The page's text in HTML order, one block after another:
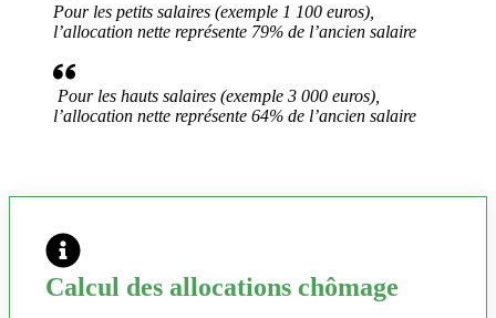
Pour les petits salaires (exemple 1 100 euros),
l’allocation nette représente 79% de l’ancien salaire
Pour les hauts salaires (exemple 3 000 euros),
l’allocation nette représente 64% de l’ancien salaire
Calcul des allocations chômage